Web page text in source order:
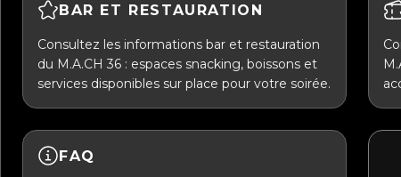
BAR ET RESTAURATION
Consultez les informations bar et restauration
du M.A.CH 36 : espaces snacking, boissons et
services disponibles sur place pour votre soirée.
FAQ